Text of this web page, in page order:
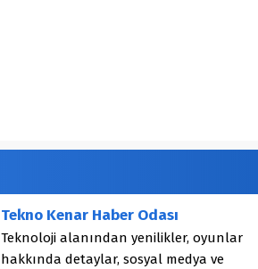
Tekno Kenar Haber Odası
Teknoloji alanından yenilikler, oyunlar
hakkında detaylar, sosyal medya ve